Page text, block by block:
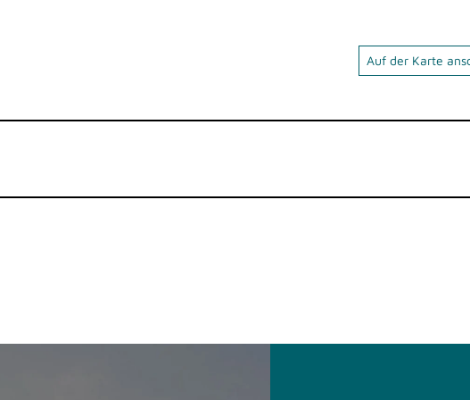
Auf der Karte